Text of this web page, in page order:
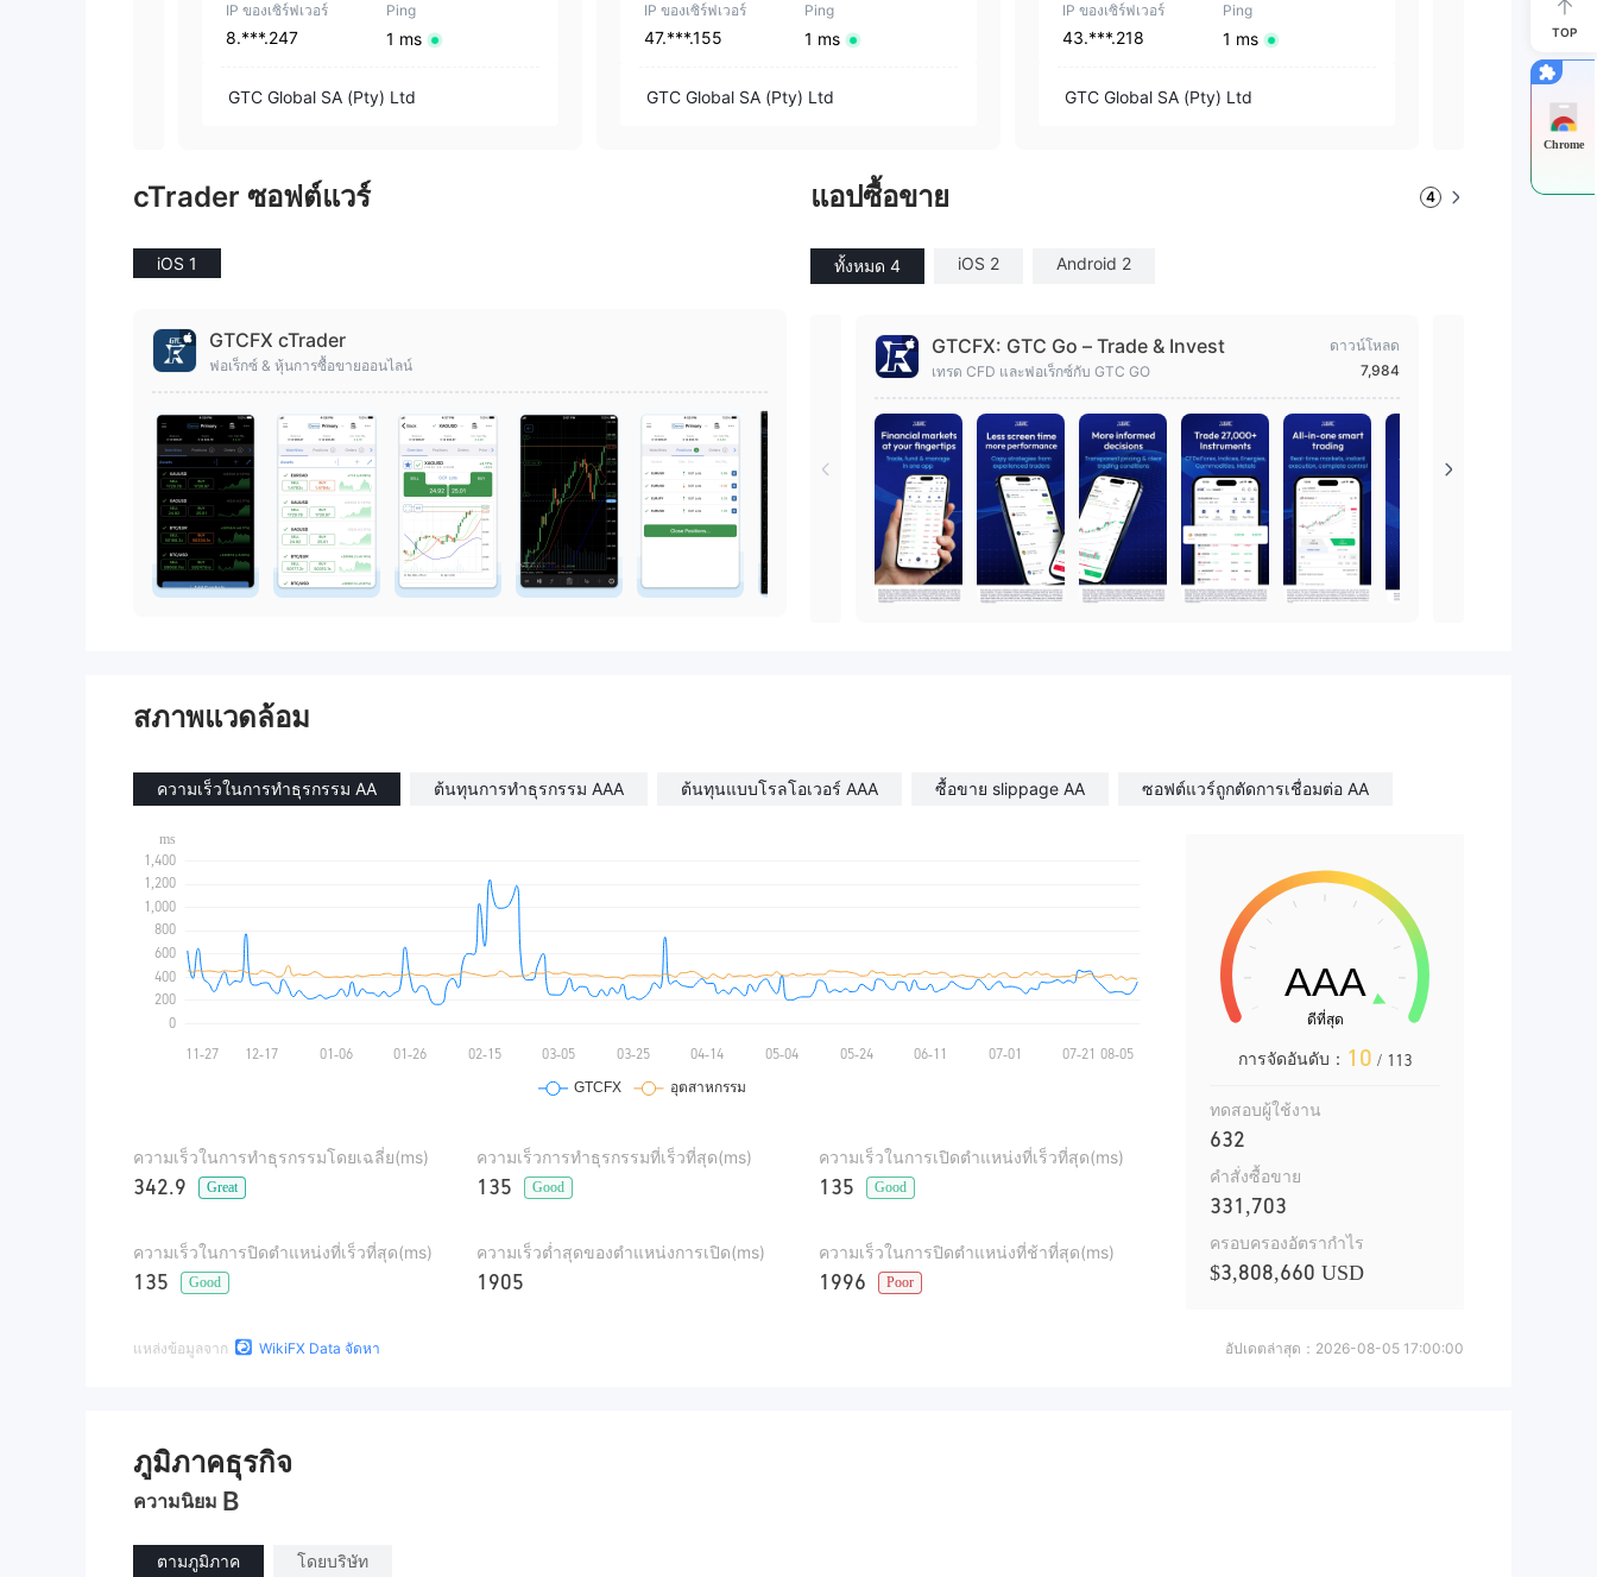
IP ของเซิร์ฟเวอร์
8.***.247
Ping
1 ms
GTC Global SA (Pty) Ltd
IP ของเซิร์ฟเวอร์
47.***.155
Ping
1 ms
GTC Global SA (Pty) Ltd
IP ของเซิร์ฟเวอร์
43.***.218
Ping
1 ms
GTC Global SA (Pty) Ltd
IP ของเซิร์ฟเวอร์
47.***.143
cTrader ซอฟต์แวร์
iOS 1
GTCFX cTrader
ฟอเร็กซ์ & หุ้นการซื้อขายออนไลน์
แอปซื้อขาย 4
ทั้งหมด 4 iOS 2 Android 2
GTCFX: GTC Go – Trade & Invest
เทรด CFD และฟอเร็กซ์กับ GTC GO
ดาวน์โหลด
7,984
สภาพแวดล้อม
ความเร็วในการทำธุรกรรม AA ต้นทุนการทำธุรกรรม AAA ต้นทุนแบบโรลโอเวอร์ AAA ซื้อขาย slippage AA ซอฟต์แวร์ถูกตัดการเชื่อมต่อ AA
ความเร็วในการทำธุรกรรมโดยเฉลี่ย(ms)
342.9 Great
ความเร็วการทำธุรกรรมที่เร็วที่สุด(ms)
135 Good
ความเร็วในการเปิดตำแหน่งที่เร็วที่สุด(ms)
135 Good
ความเร็วในการปิดตำแหน่งที่เร็วที่สุด(ms)
135 Good
ความเร็วต่ำสุดของตำแหน่งการเปิด(ms)
1905
ความเร็วในการปิดตำแหน่งที่ช้าที่สุด(ms)
1996 Poor
การจัดอันดับ： 10 / 113
ทดสอบผู้ใช้งาน
632
คำสั่งซื้อขาย
331,703
ครอบครองอัตรากำไร
$3,808,660 USD
แหล่งข้อมูลจาก WikiFX Data จัดหา อัปเดตล่าสุด： 2026-08-05 17:00:00
ภูมิภาคธุรกิจ
ความนิยม B
ตามภูมิภาค โดยบริษัท
TOP
Chrome